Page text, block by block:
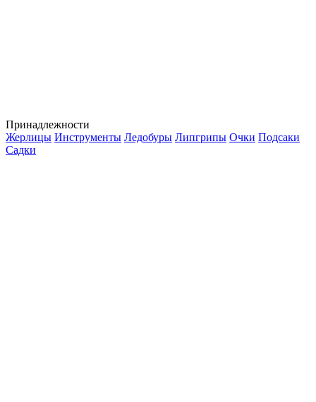
Принадлежности
Жерлицы Инструменты Ледобуры Липгрипы Очки Подсаки
Садки